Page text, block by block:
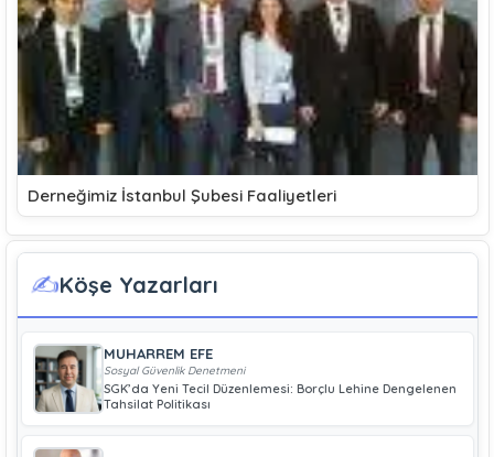
Derneğimiz İstanbul Şubesi Faaliyetleri
✍️Köşe Yazarları
MUHARREM EFE
Sosyal Güvenlik Denetmeni
SGK’da Yeni Tecil Düzenlemesi: Borçlu Lehine Dengelenen
Tahsilat Politikası